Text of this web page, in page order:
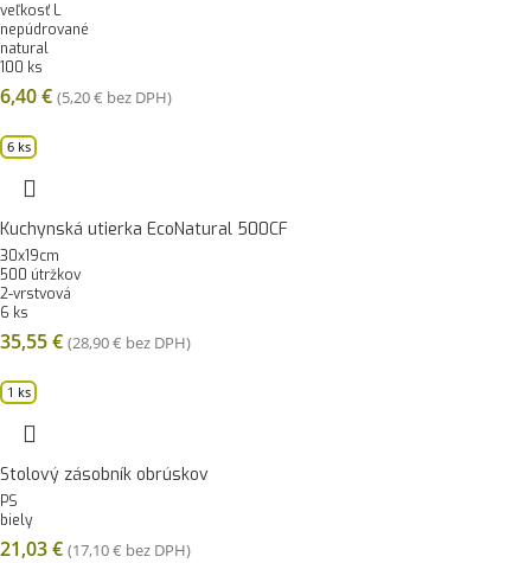
veľkosť L
nepúdrované
natural
100 ks
6,40€ (5,20€ bez DPH)
6 ks
Kuchynská utierka EcoNatural 500CF
30x19cm
500 útržkov
2-vrstvová
6 ks
35,55€ (28,90€ bez DPH)
1 ks
Stolový zásobník obrúskov
PS
biely
21,03€ (17,10€ bez DPH)